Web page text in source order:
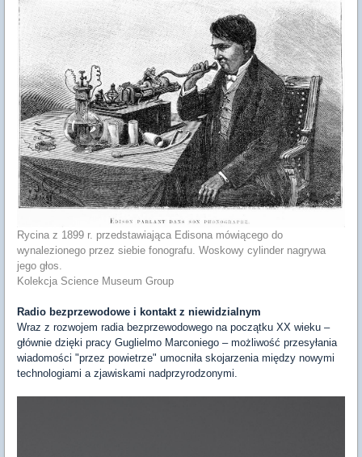
Rycina z 1899 r. przedstawiająca Edisona mówiącego do
wynalezionego przez siebie fonografu. Woskowy cylinder nagrywa
jego głos.
Kolekcja Science Museum Group
Radio bezprzewodowe i kontakt z niewidzialnym
Wraz z rozwojem radia bezprzewodowego na początku XX wieku –
głównie dzięki pracy Guglielmo Marconiego – możliwość przesyłania
wiadomości "przez powietrze" umocniła skojarzenia między nowymi
technologiami a zjawiskami nadprzyrodzonymi.